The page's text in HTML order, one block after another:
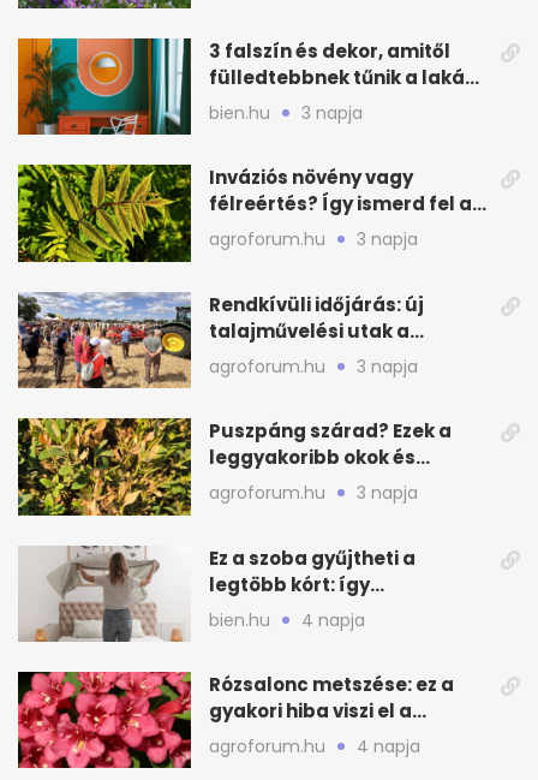
3 falszín és dekor, amitől
fülledtebbnek tűnik a lakás
nyáron
bien.hu 3 napja
Inváziós növény vagy
félreértés? Így ismerd fel a
valódi kockázatot
agroforum.hu 3 napja
Rendkívüli időjárás: új
talajművelési utak a
gazdáknak
agroforum.hu 3 napja
Puszpáng szárad? Ezek a
leggyakoribb okok és
teendők
agroforum.hu 3 napja
Ez a szoba gyűjtheti a
legtöbb kórt: így
mélytisztítsd otthon
bien.hu 4 napja
Rózsalonc metszése: ez a
gyakori hiba viszi el a
virágzást
agroforum.hu 4 napja